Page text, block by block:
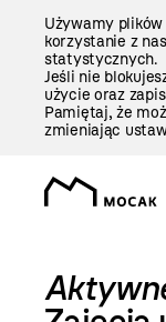
Używamy
korzystanie z
statystycznych.
Jeśli nie
użycie oraz
Pamiętaj, że
zmieniając